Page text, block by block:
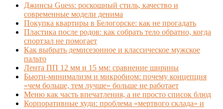
Джинсы Guess: роскошный стиль, качество и
современные модели денима
Покупка квартиры в Белогорске: как не прогадать
Пластика после родов: как собрать тело обратно, когда
спортзал не помогает
Как выбрать демисезонное и классическое мужское
пальто
Лента ПП 12 мм и 15 мм: сравнение ширины
Бьюти-минимализм и микробиом: почему концепция
«чем больше, тем лучше» больше не работает
Меню как часть впечатления, а не просто список блюд
Корпоративные худи: проблема «мертвого склада» и